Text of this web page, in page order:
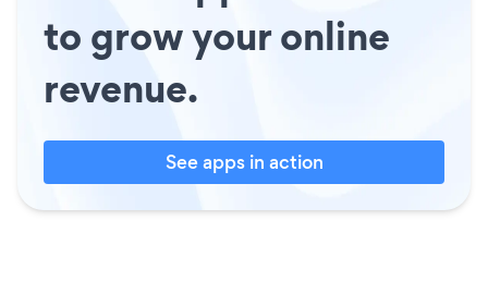
to grow your online
revenue.
See apps in action